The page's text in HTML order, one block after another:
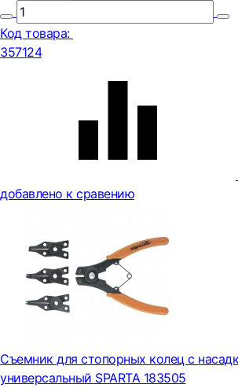
Код товара:
357124
добавлено к сравению
Съемник для стопорных колец с
универсальный SPARTA 183505